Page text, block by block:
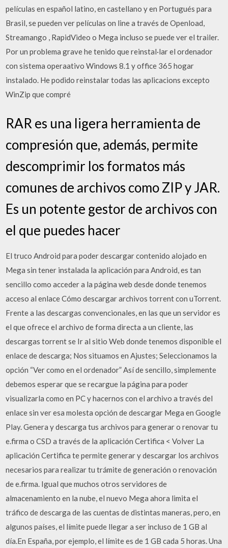
películas en español latino, en castellano y en Portugués para
Brasil, se pueden ver películas on line a través de Openload,
Streamango , RapidVideo o Mega incluso se puede ver el trailer.
Por un problema grave he tenido que reinstal·lar el ordenador
con sistema operaativo Windows 8.1 y office 365 hogar
instalado. He podido reinstalar todas las aplicacions excepto
WinZip que compré
RAR es una ligera herramienta de
compresión que, además, permite
descomprimir los formatos más
comunes de archivos como ZIP y JAR.
Es un potente gestor de archivos con
el que puedes hacer
El truco Android para poder descargar contenido alojado en
Mega sin tener instalada la aplicación para Android, es tan
sencillo como acceder a la página web desde donde tenemos
acceso al enlace Cómo descargar archivos torrent con uTorrent.
Frente a las descargas convencionales, en las que un servidor es
el que ofrece el archivo de forma directa a un cliente, las
descargas torrent se Ir al sitio Web donde tenemos disponible el
enlace de descarga; Nos situamos en Ajustes; Seleccionamos la
opción “Ver como en el ordenador” Así de sencillo, simplemente
debemos esperar que se recargue la página para poder
visualizarla como en PC y hacernos con el archivo a través del
enlace sin ver esa molesta opción de descargar Mega en Google
Play. Genera y descarga tus archivos para generar o renovar tu
e.firma o CSD a través de la aplicación Certifica < Volver La
aplicación Certifica te permite generar y descargar los archivos
necesarios para realizar tu trámite de generación o renovación
de e.firma. Igual que muchos otros servidores de
almacenamiento en la nube, el nuevo Mega ahora limita el
tráfico de descarga de las cuentas de distintas maneras, pero, en
algunos países, el límite puede llegar a ser incluso de 1 GB al
día.En España, por ejemplo, el límite es de 1 GB cada 5 horas. Una